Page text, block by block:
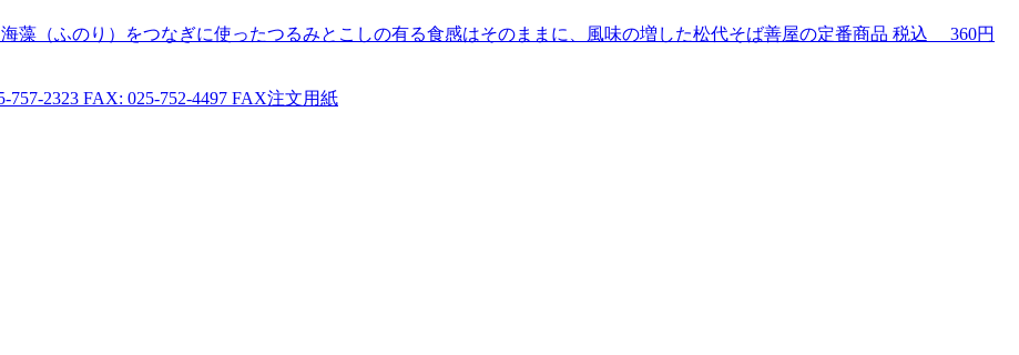
海藻（ふのり）をつなぎに使ったつるみとこしの有る食感はそのままに、風味の増した松代そば善屋の定番商品 税込 360円